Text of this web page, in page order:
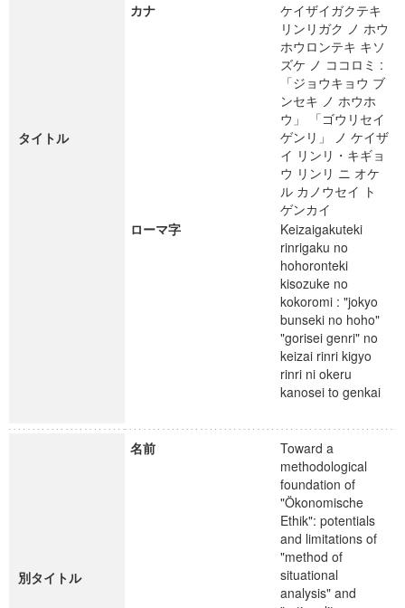
タイトル
カナ
ケイザイガクテキ
リンリガク ノ ホウ
ホウロンテキ キソ
ズケ ノ ココロミ :
「ジョウキョウ ブ
ンセキ ノ ホウホ
ウ」 「ゴウリセイ
ゲンリ」 ノ ケイザ
イ リンリ・キギョ
ウ リンリ ニ オケ
ル カノウセイ ト
ゲンカイ
ローマ字
Keizaigakuteki
rinrigaku no
hohoronteki
kisozuke no
kokoromi : "jokyo
bunseki no hoho"
"gorisei genri" no
keizai rinri kigyo
rinri ni okeru
kanosei to genkai
別タイトル
名前
Toward a
methodological
foundation of
"Ökonomische
Ethik": potentials
and limitations of
"method of
situational
analysis" and